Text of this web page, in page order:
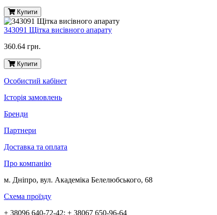
Купити
343091 Щітка висівного апарату
360.64 грн.
Купити
Особистий кабінет
Історія замовлень
Бренди
Партнери
Доставка та оплата
Про компанію
м. Дніпро, вул. Академіка Белелюбського, 68
Схема проїзду
+ 38096 640-72-42; + 38067 650-96-64